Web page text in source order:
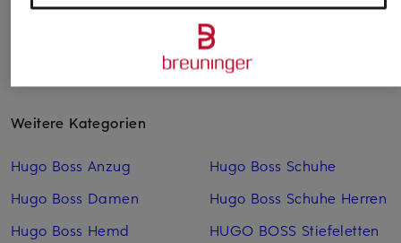
Weitere Kategorien
Hugo Boss Anzug
Hugo Boss Damen
Hugo Boss Hemd
Hugo Boss Schuhe
Hugo Boss Schuhe Herren
HUGO BOSS Stiefeletten